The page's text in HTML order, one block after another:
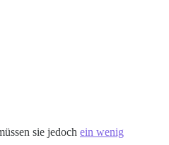
sie jedoch ein wenig